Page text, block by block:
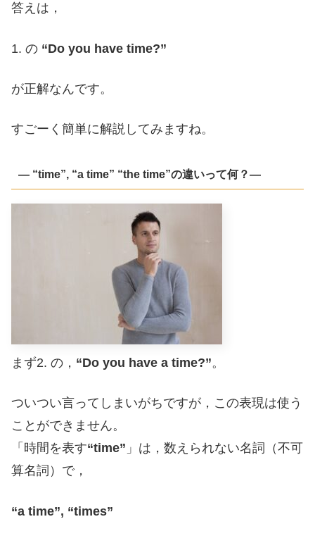
答えは，
1. の “Do you have time?”
が正解なんです。
すごーく簡単に解説してみますね。
― “time”, “a time” “the time”の違いって何？―
まず2. の， “Do you have a time?”。
ついつい言ってしまいがちですが，この表現は使う
ことができません。
「時間を表す“time” 」は，数えられない名詞（不可
算名詞）で，
“a time”, “times”